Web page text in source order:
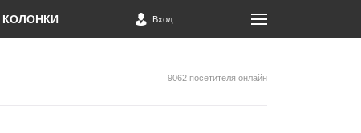
КОЛОНКИ Вход
9062 посетителя онлайн